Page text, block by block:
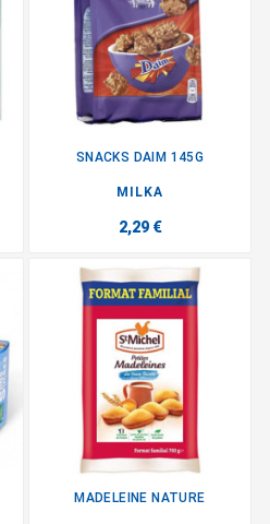
SNACKS DAIM 145G
MILKA
2,29 €
MADELEINE NATURE